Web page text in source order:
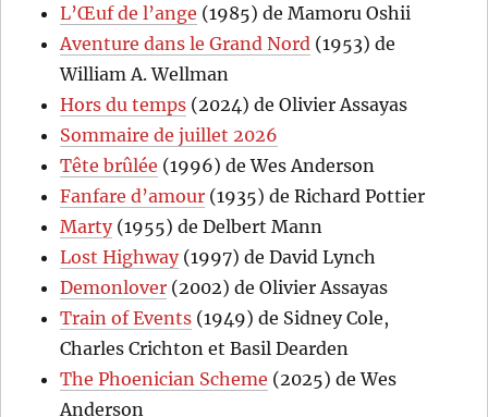
L’Œuf de l’ange (1985) de Mamoru Oshii
Aventure dans le Grand Nord (1953) de
William A. Wellman
Hors du temps (2024) de Olivier Assayas
Sommaire de juillet 2026
Tête brûlée (1996) de Wes Anderson
Fanfare d’amour (1935) de Richard Pottier
Marty(1955) de Delbert Mann
Lost Highway(1997) de David Lynch
Demonlover (2002) de Olivier Assayas
Train of Events (1949) de Sidney Cole,
Charles Crichton et Basil Dearden
The Phoenician Scheme (2025) de Wes
Anderson